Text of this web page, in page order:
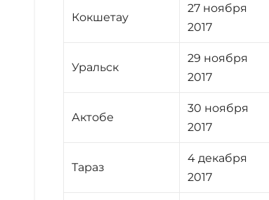
Кокшетау
27 ноября
2017
Уральск
29 ноября
2017
Актобе
30 ноября
2017
Тараз
4 декабря
2017